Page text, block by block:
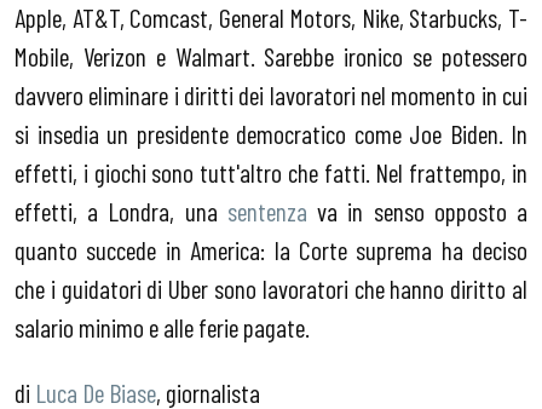
Apple, AT&T, Comcast, General Motors, Nike, Starbucks, T-
Mobile, Verizon e Walmart. Sarebbe ironico se potessero
davvero eliminare i diritti dei lavoratori nel momento in cui
si insedia un presidente democratico come Joe Biden. In
effetti, i giochi sono tutt'altro che fatti. Nel frattempo, in
effetti, a Londra, una sentenza va in senso opposto a
quanto succede in America: la Corte suprema ha deciso
che i guidatori di Uber sono lavoratori che hanno diritto al
salario minimo e alle ferie pagate.
di Luca De Biase, giornalista